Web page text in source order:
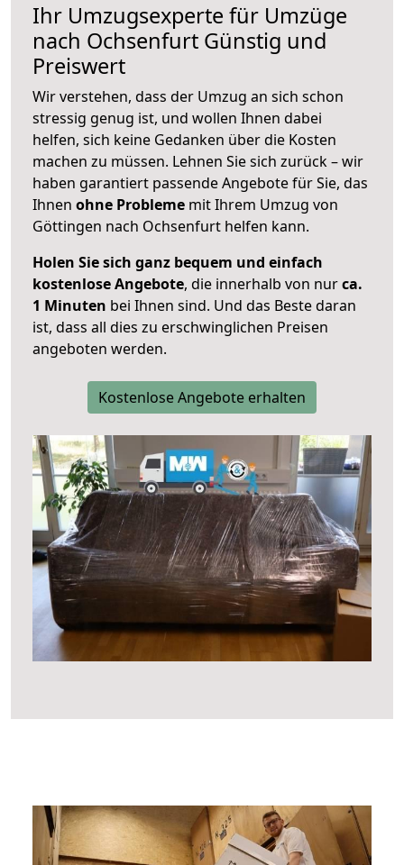
Ihr Umzugsexperte für Umzüge
nach Ochsenfurt Günstig und
Preiswert
Wir verstehen, dass der Umzug an sich schon
stressig genug ist, und wollen Ihnen dabei
helfen, sich keine Gedanken über die Kosten
machen zu müssen. Lehnen Sie sich zurück – wir
haben garantiert passende Angebote für Sie, das
Ihnen ohne Probleme mit Ihrem Umzug von
Göttingen nach Ochsenfurt helfen kann.
Holen Sie sich ganz bequem und einfach
kostenlose Angebote, die innerhalb von nurca.
1 Minuten bei Ihnen sind. Und das Beste daran
ist, dass all dies zu erschwinglichen Preisen
angeboten werden.
Kostenlose Angebote erhalten